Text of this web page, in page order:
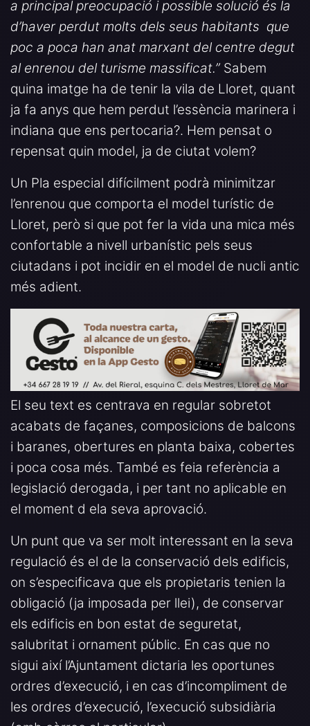
a principal preocupació i possible solució és la
d’haver perdut molts dels seus habitants que
poc a poca han anat marxant del centre degut
al enrenou del turisme massificat.” Sabem
quina imatge ha de tenir la vila de Lloret, quant
ja fa anys que hem perdut l’essència marinera i
indiana que ens pertocaria?. Hem pensat o
repensat quin model, ja de ciutat volem?
Un Pla especial difícilment podrà minimitzar
l’enrenou que comporta el model turístic de
Lloret, però si que pot fer la vida una mica més
confortable a nivell urbanístic pels seus
ciutadans i pot incidir en el model de nucli antic
més adient.
El seu text es centrava en regular sobretot
acabats de façanes, composicions de balcons
i baranes, obertures en planta baixa, cobertes
i poca cosa més. També es feia referència a
legislació derogada, i per tant no aplicable en
el moment d ela seva aprovació.
Un punt que va ser molt interessant en la seva
regulació és el de la conservació dels edificis,
on s’especificava que els propietaris tenien la
obligació (ja imposada per llei), de conservar
els edificis en bon estat de seguretat,
salubritat i ornament públic. En cas que no
sigui així l’Ajuntament dictaria les oportunes
ordres d’execució, i en cas d’incompliment de
les ordres d’execució, l’execució subsidiària